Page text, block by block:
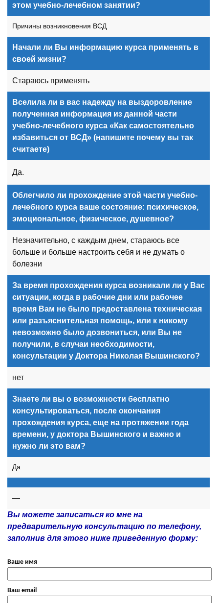
этом учебно-лечебном занятии?
Причины возникновения ВСД
Начали ли Вы информацию курса применять в
своей жизни?
Стараюсь применять
Вселила ли в вас надежду на выздоровление
полученная информация из данной части
учебно-лечебного курса «Как самостоятельно
избавиться от ВСД» (напишите почему вы так
считаете)
Да.
Облегчило ли прохождение этой части учебно-
лечебного курса ваше состояние: психическое,
эмоциональное, физическое, душевное?
Незначительно, с каждым днем, стараюсь все
больше и больше настроить себя и не думать о
болезни
За время прохождения курса возникали ли у Вас
ситуации, когда в рабочие дни или рабочее
время Вам не было предоставлена техническая
или разъяснительная помощь, или к никому
невозможно было дозвониться, или Вы не
получили, в случаи необходимости,
консультации у Доктора Николая Вышинского?
нет
Знаете ли вы о возможности бесплатно
консультироваться, после окончания
прохождения курса, еще на протяжении года
времени, у доктора Вышинского и важно и
нужно ли это вам?
Да
—
Вы можете записаться ко мне на
предварительную консультацию по телефону,
заполнив для этого ниже приведенную форму:
Ваше имя
Ваш email